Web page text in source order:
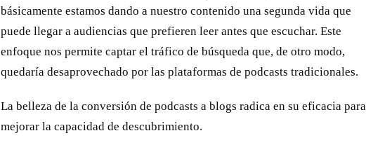
básicamente estamos dando a nuestro contenido una segunda vida que
puede llegar a audiencias que prefieren leer antes que escuchar. Este
enfoque nos permite captar el tráfico de búsqueda que, de otro modo,
quedaría desaprovechado por las plataformas de podcasts tradicionales.
La belleza de la conversión de podcasts a blogs radica en su eficacia para
mejorar la capacidad de descubrimiento.